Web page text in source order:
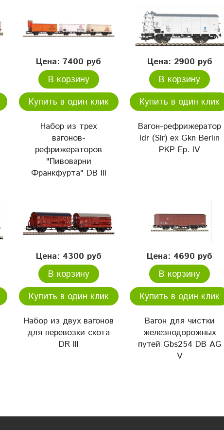
Цена: 7400 руб
В корзину
Купить в один клик
Набор из трех
вагонов-
рефрижераторов
"Пивоварни
Франкфурта" DB III
Цена: 2900 руб
В корзину
Купить в один клик
Вагон-рефрижератор
ldr (Slr) ex Gkn Berlin
PKP Ep. IV
Цена: 4300 руб
В корзину
Купить в один клик
Набор из двух вагонов
для перевозки скота
DR III
Цена: 4690 руб
В корзину
Купить в один клик
Вагон для чистки
железнодорожных
путей Gbs254 DB AG
V